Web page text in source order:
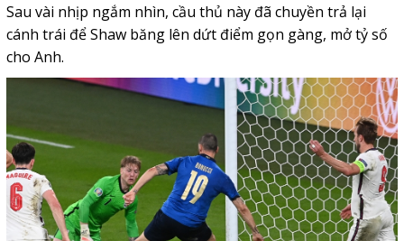
Sau vài nhịp ngắm nhìn, cầu thủ này đã chuyền trả lại
cánh trái để Shaw băng lên dứt điểm gọn gàng, mở tỷ số
cho Anh.